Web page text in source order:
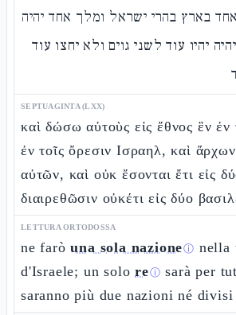
בארץ בהרי ישראל ומלך אחד יהיה
יהיו עוד לשני גוים ולא יחצו עוד
SEPTUAGINTA (LXX)
καὶ δώσω αὐτοὺς εἰς ἔθνος ἓν ἐν
ἐν τοῖς ὄρεσιν Ισραηλ, καὶ ἄρχων
αὐτῶν, καὶ οὐκ ἔσονται ἔτι εἰς
διαιρεθῶσιν οὐκέτι εἰς δύο
LETTURA ORTODOSSA
ne faròuna sola nazioneⓘ nella
d'Israele; un soloreⓘ sarà per
saranno più due nazioni né